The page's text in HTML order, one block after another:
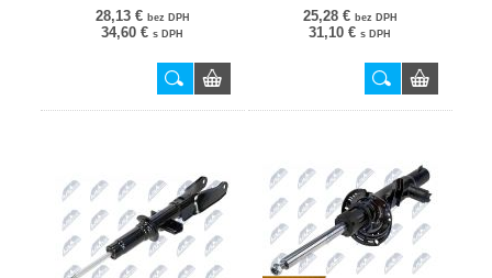
365MM L,P
28,13 € bez DPH
34,60 € s DPH
390MM L,P
25,28 € bez DPH
31,10 € s DPH